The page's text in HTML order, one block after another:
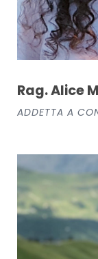
Rag. Alice
ADDETTA A